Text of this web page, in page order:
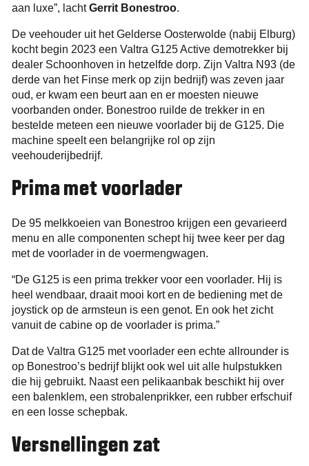
aan luxe”, lachtGerrit Bonestroo.
De veehouder uit het Gelderse Oosterwolde (nabij Elburg)
kocht begin 2023 een Valtra G125 Active demotrekker bij
dealer Schoonhoven in hetzelfde dorp. Zijn Valtra N93 (de
derde van het Finse merk op zijn bedrijf) was zeven jaar
oud, er kwam een beurt aan en er moesten nieuwe
voorbanden onder. Bonestroo ruilde de trekker in en
bestelde meteen een nieuwe voorlader bij de G125. Die
machine speelt een belangrijke rol op zijn
veehouderijbedrijf.
Prima met voorlader
De 95 melkkoeien van Bonestroo krijgen een gevarieerd
menu en alle componenten schept hij twee keer per dag
met de voorlader in de voermengwagen.
“De G125 is een prima trekker voor een voorlader. Hij is
heel wendbaar, draait mooi kort en de bediening met de
joystick op de armsteun is een genot. En ook het zicht
vanuit de cabine op de voorlader is prima.”
Dat de Valtra G125 met voorlader een echte allrounder is
op Bonestroo’s bedrijf blijkt ook wel uit alle hulpstukken
die hij gebruikt. Naast een pelikaanbak beschikt hij over
een balenklem, een strobalenprikker, een rubber erfschuif
en een losse schepbak.
Versnellingen zat